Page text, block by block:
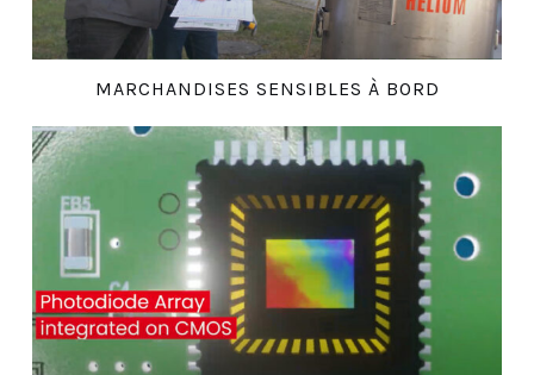
MARCHANDISES SENSIBLES À BORD